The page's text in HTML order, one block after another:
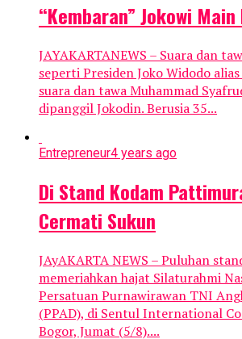
“Kembaran” Jokowi Main
JAYAKARTANEWS – Suara dan
seperti Presiden Joko Widodo
suara dan tawa Muhammad
dipanggil Jokodin. Berusia 35...
Entrepreneur4 years ago
Di Stand Kodam
Cermati Sukun
JAyAKARTA NEWS – Puluhan
memeriahkan hajat Silaturahmi
Persatuan Purnawirawan TNI
(PPAD), di Sentul International
Bogor, Jumat (5/8)....